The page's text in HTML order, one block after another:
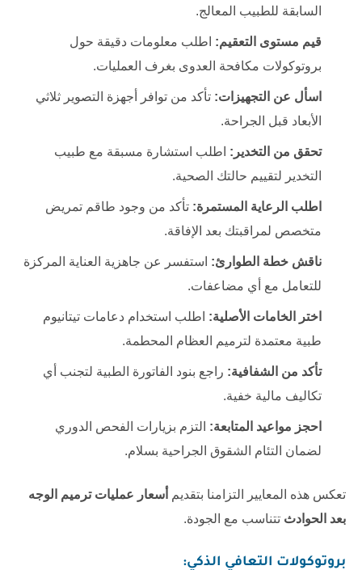
السابقة للطبيب المعالج.
قيم مستوى التعقيم: اطلب معلومات دقيقة حول
بروتوكولات مكافحة العدوى بغرف العمليات.
اسأل عن التجهيزات: تأكد من توافر أجهزة التصوير ثلاثي
الأبعاد قبل الجراحة.
تحقق من التخدير: اطلب استشارة مسبقة مع طبيب
التخدير لتقييم حالتك الصحية.
اطلب الرعاية المستمرة: تأكد من وجود طاقم تمريض
متخصص لمراقبتك بعد الإفاقة.
ناقش خطة الطوارئ: استفسر عن جاهزية العناية المركزة
للتعامل مع أي مضاعفات.
اختر الخامات الأصلية: اطلب استخدام دعامات تيتانيوم
طبية معتمدة لترميم العظام المحطمة.
تأكد من الشفافية: راجع بنود الفاتورة الطبية لتجنب أي
تكاليف مالية خفية.
احجز مواعيد المتابعة: التزم بزيارات الفحص الدوري
لضمان التئام الشقوق الجراحية بسلام.
تعكس هذه المعايير التزامنا بتقديم أسعار عمليات ترميم الوجه
بعد الحوادث تتناسب مع الجودة.
بروتوكولات التعافي الذكي: